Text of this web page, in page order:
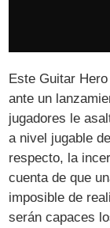
Este Guitar
ante un
jugadores le
a nivel jugable
respecto, la
cuenta de que
imposible de
serán capaces